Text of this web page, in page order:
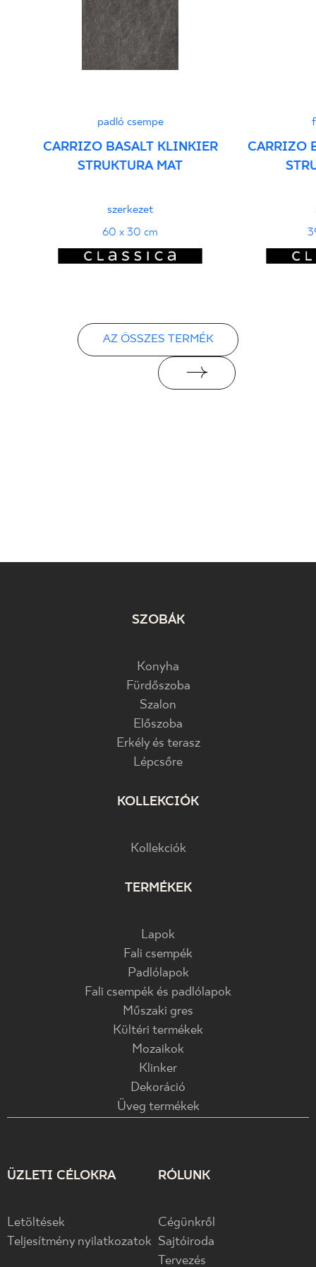
PDF 103 KB
Teljesítménynyilatkozatok
padló csempe
CARRIZO BASALT KLINKIER
STRUKTURA MAT
szerkezet
60 x 30 cm
CARRIZO
AZ ÖSSZES TERMÉK
SZOBÁK
Konyha
Fürdőszoba
Szalon
Előszoba
Erkély és terasz
Lépcsőre
KOLLEKCIÓK
Kollekciók
TERMÉKEK
Lapok
Fali csempék
Padlólapok
Fali csempék és padlólapok
Műszaki gres
Kültéri termékek
Mozaikok
Klinker
Dekoráció
Üveg termékek
ÜZLETI CÉLOKRA
Letöltések
Teljesítmény nyilatkozatok
RÓLUNK
Cégünkről
Sajtóiroda
Tervezés